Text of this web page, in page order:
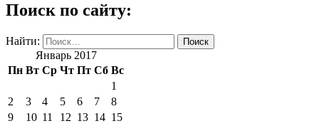
Поиск по сайту:
Найти:
Январь 2017
Пн Вт Ср Чт Пт Сб Вс
1
2
3 4 5 6 7
8
9
10 11 12 13 14 15